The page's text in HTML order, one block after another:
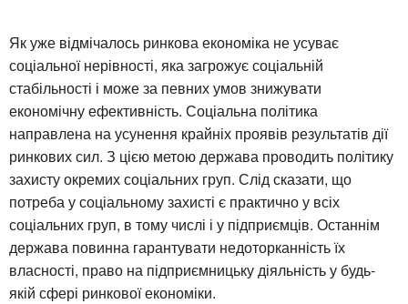
Як уже відмічалось ринкова економіка не усуває
соціальної нерівності, яка загрожує соціальній
стабільності і може за певних умов знижувати
економічну ефективність. Соціальна політика
направлена на усунення крайніх проявів результатів дії
ринкових сил. З цією метою держава проводить політику
захисту окремих соціальних груп. Слід сказати, що
потреба у соціальному захисті є практично у всіх
соціальних груп, в тому числі і у підприємців. Останнім
держава повинна гарантувати недоторканність їх
власності, право на підприємницьку діяльність у будь-
якій сфері ринкової економіки.